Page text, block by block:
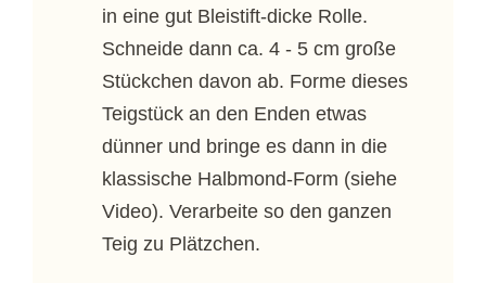
in eine gut Bleistift-dicke Rolle.
Schneide dann ca. 4 - 5 cm große
Stückchen davon ab. Forme dieses
Teigstück an den Enden etwas
dünner und bringe es dann in die
klassische Halbmond-Form (siehe
Video). Verarbeite so den ganzen
Teig zu Plätzchen.